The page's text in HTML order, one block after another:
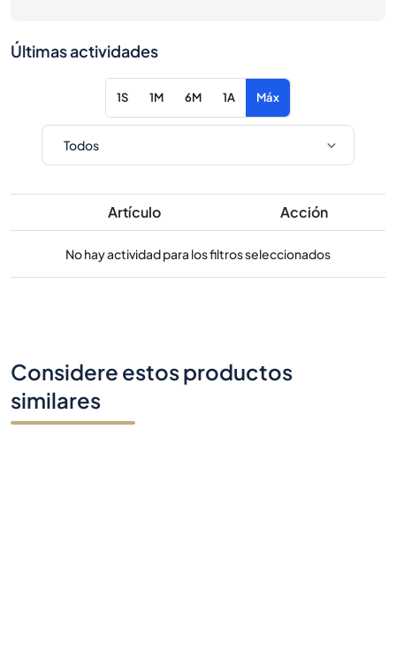
Últimas actividades
1S 1M 6M 1A Máx
Artículo Acción
No hay actividad para los filtros seleccionados
Considere estos productos
similares